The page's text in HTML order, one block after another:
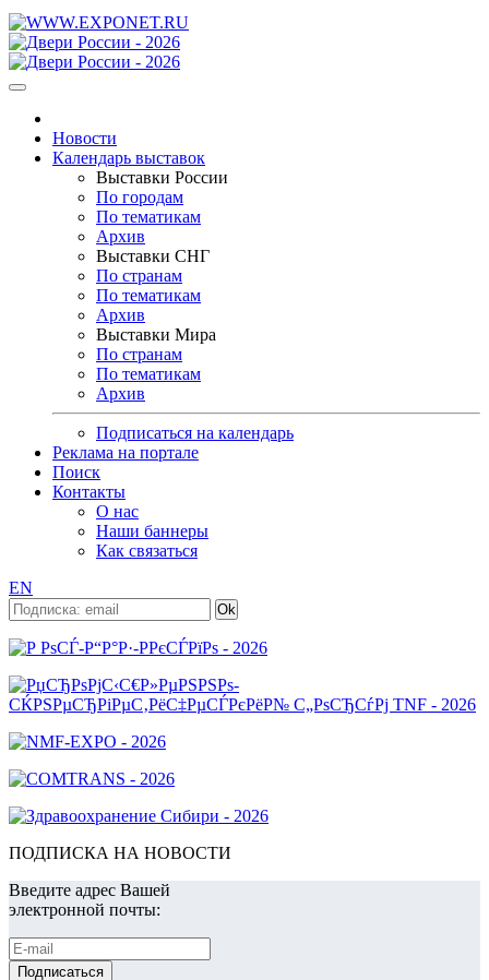
Новости
Календарь выставок
Выставки России
По городам
По тематикам
Архив
Выставки СНГ
По странам
По тематикам
Архив
Выставки Мира
По странам
По тематикам
Архив
Подписаться на календарь
Реклама на портале
Поиск
Контакты
О нас
Наши баннеры
Как связаться
EN
ПОДПИСКА НА НОВОСТИ
Введите адрес Вашей
электронной почты: